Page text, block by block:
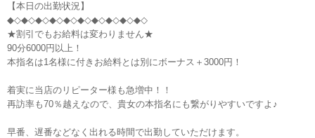
【本日の出勤状況】
◆◇◆◇◆◇◆◇◆◇◆◇◆◇◆◇◆◇◆◇
★割引でもお給料は変わりません★
90分6000円以上！
本指名は1名様に付きお給料とは別にボーナス＋3000円！
着実に当店のリピーター様も急増中！！
再訪率も70％越えなので、貴女の本指名にも繋がりやすいですよ♪
早番、遅番などなく出れる時間で出勤していただけます。